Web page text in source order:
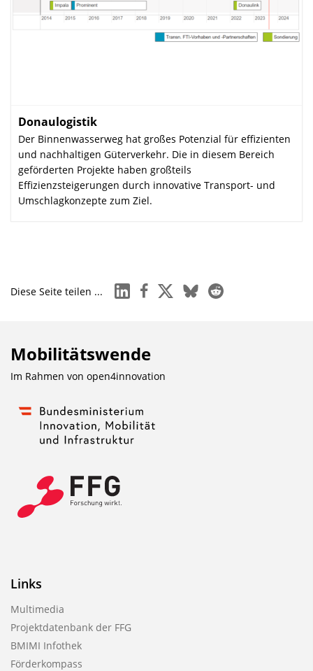
Donaulogistik
Der Binnenwasserweg hat großes Potenzial für effizienten
und nachhaltigen Güterverkehr. Die in diesem Bereich
geförderten Projekte haben großteils
Effizienzsteigerungen durch innovative Transport- und
Umschlagkonzepte zum Ziel.
Diese Seite teilen ... linkedinfacebook
x blueskyreddit
Mobilitätswende
Im Rahmen von open4innovation
Links
Multimedia
Projektdatenbank der FFG
BMIMI Infothek
Förderkompass